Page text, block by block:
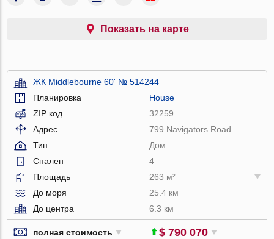
Показать на карте
ЖК Middlebourne 60' № 514244
Планировка
House
ZIP код
32259
Адрес
799 Navigators Road
Тип
Дом
Спален
4
Площадь
263 м²
До моря
25.4 км
До центра
6.3 км
полная стоимость $ 790 070